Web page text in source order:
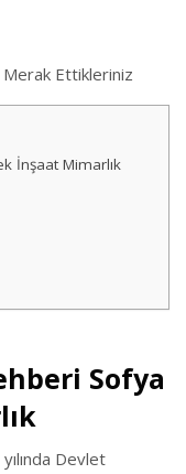
Merak Ettikleriniz
İnşaat Mimarlık
Sofya
Devlet